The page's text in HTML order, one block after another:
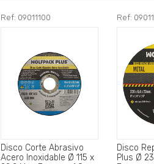
Ref: 09011100
Disco Corte Abrasivo
Acero Inoxidable Ø 115 x
Ref:
Disco
Plus Ø